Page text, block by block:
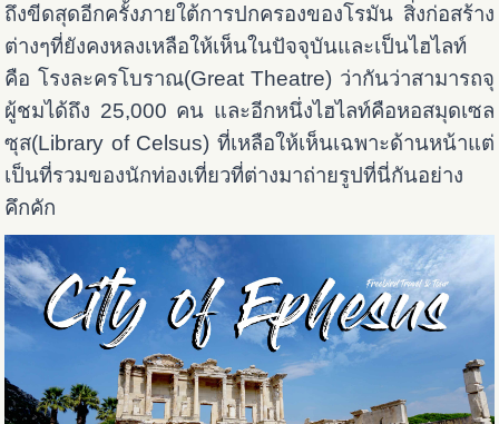
ถึงขีดสุดอีกครั้งภายใต้การปกครองของโรมัน สิ่งก่อสร้าง
ต่างๆที่ยังคงหลงเหลือให้เห็นในปัจจุบันและเป็นไฮไลท์
คือ โรงละครโบราณ(Great Theatre) ว่ากันว่าสามารถจุ
ผู้ชมได้ถึง 25,000 คน และอีกหนึ่งไฮไลท์คือหอสมุดเซล
ซุส(Library of Celsus) ที่เหลือให้เห็นเฉพาะด้านหน้าแต่
เป็นที่รวมของนักท่องเที่ยวที่ต่างมาถ่ายรูปที่นี่กันอย่าง
คึกคัก